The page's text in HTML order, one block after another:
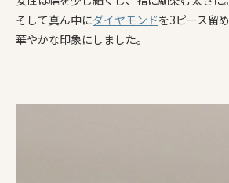
そして真ん中にダイヤモンドを3ピース留め
華やかな印象にしました。